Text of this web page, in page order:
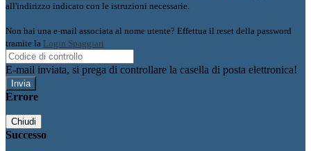
all'indirizzo indicato con le istruzioni necessarie.
Non hai una e-mail associata al nome utente? Effettua il reset della password
tramite la Login Spaggiari
E-mail inviata, si prega di controllare la casella di posta elettronica!
Errore
Chiudi
Successo